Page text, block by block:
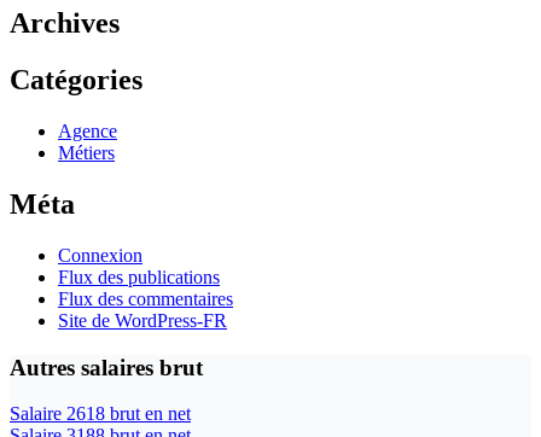
Archives
Catégories
Agence
Métiers
Méta
Connexion
Flux des publications
Flux des commentaires
Site de WordPress-FR
Autres salaires brut
Salaire 2618 brut en net